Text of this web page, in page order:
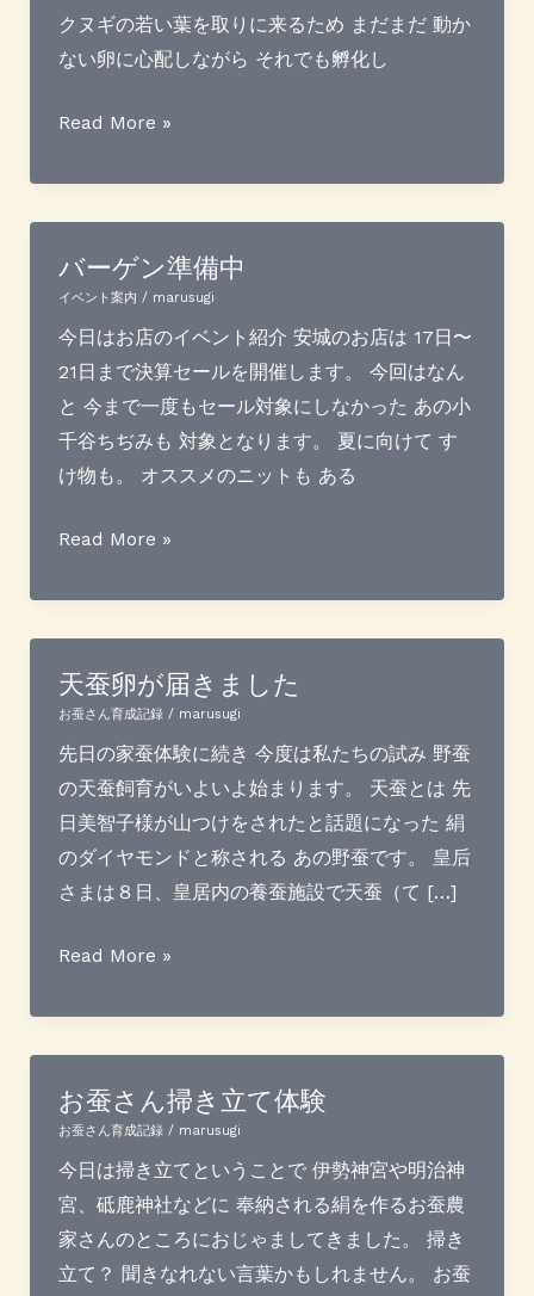
クヌギの若い葉を取りに来るため まだまだ 動か
ない卵に心配しながら それでも孵化し
天
が
卵
か
ら
孵
化
し
ま
し
Read More »
バーゲン準備中
イベント案内 / marusugi
今日はお店のイベント紹介 安城のお店は 17日〜
21日まで決算セールを開催します。 今回はなん
と 今まで一度もセール対象にしなかった あの小
千谷ちぢみも 対象となります。 夏に向けて す
け物も。 オススメのニットも ある
バ
ゲ
ン
準
備
中
Read More »
天蚕卵が届きました
お蚕さん育成記録/ marusugi
先日の家蚕体験に続き 今度は私たちの試み 野蚕
の天蚕飼育がいよいよ始まります。 天蚕とは 先
日美智子様が山つけをされたと話題になった 絹
のダイヤモンドと称される あの野蚕です。 皇后
さまは８日、皇居内の養蚕施設で天蚕（て […]
天
卵
が
届
き
ま
し
た
Read More »
お蚕さん掃き立て体験
お蚕さん育成記録/ marusugi
今日は掃き立てということで 伊勢神宮や明治神
宮、砥鹿神社などに 奉納される絹を作るお蚕農
家さんのところにおじゃましてきました。 掃き
立て？ 聞きなれない言葉かもしれません。 お蚕